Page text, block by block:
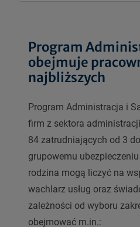
Program
obejmuje
najbliższych
Program Administracja i
firm z sektora
84 zatrudniających od 3
grupowemu
rodzina mogą liczyć na
wachlarz usług oraz
zależności od wyboru
obejmować m.in.: